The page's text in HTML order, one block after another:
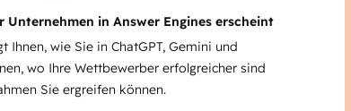
Unternehmen in Answer Engines erscheint
Ihnen, wie Sie in ChatGPT, Gemini und
wo Ihre Wettbewerber erfolgreicher sind
Sie ergreifen können.